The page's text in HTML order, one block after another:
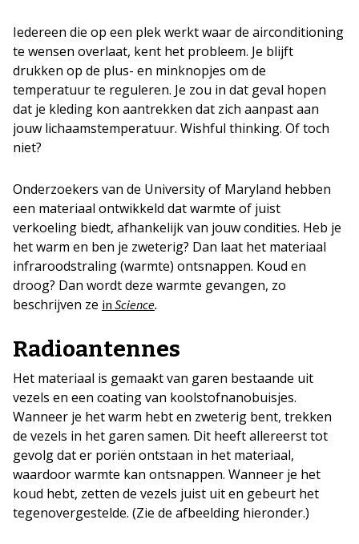
Iedereen die op een plek werkt waar de airconditioning
te wensen overlaat, kent het probleem. Je blijft
drukken op de plus- en minknopjes om de
temperatuur te reguleren. Je zou in dat geval hopen
dat je kleding kon aantrekken dat zich aanpast aan
jouw lichaamstemperatuur. Wishful thinking. Of toch
niet?
Onderzoekers van de University of Maryland hebben
een materiaal ontwikkeld dat warmte of juist
verkoeling biedt, afhankelijk van jouw condities. Heb je
het warm en ben je zweterig? Dan laat het materiaal
infraroodstraling (warmte) ontsnappen. Koud en
droog? Dan wordt deze warmte gevangen, zo
beschrijven ze in Science.
Radioantennes
Het materiaal is gemaakt van garen bestaande uit
vezels en een coating van koolstofnanobuisjes.
Wanneer je het warm hebt en zweterig bent, trekken
de vezels in het garen samen. Dit heeft allereerst tot
gevolg dat er poriën ontstaan in het materiaal,
waardoor warmte kan ontsnappen. Wanneer je het
koud hebt, zetten de vezels juist uit en gebeurt het
tegenovergestelde. (Zie de afbeelding hieronder.)